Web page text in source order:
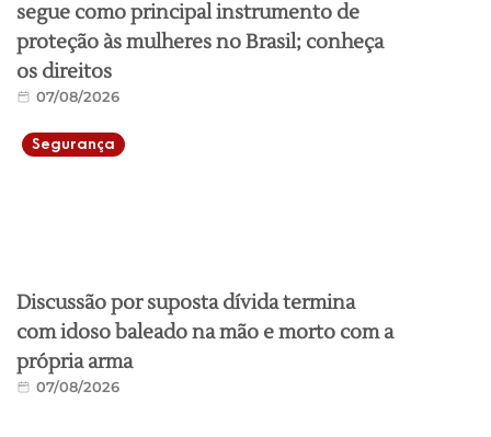
segue como principal instrumento de
proteção às mulheres no Brasil; conheça
os direitos
07/08/2026
Segurança
Discussão por suposta dívida termina
com idoso baleado na mão e morto com a
própria arma
07/08/2026